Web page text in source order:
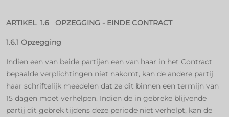
ARTIKEL 1.6 OPZEGGING - EINDE CONTRACT
1.6.1 Opzegging
Indien een van beide partijen een van haar in het Contract
bepaalde verplichtingen niet nakomt, kan de andere partij
haar schriftelijk meedelen dat ze dit binnen een termijn van
15 dagen moet verhelpen. Indien de in gebreke blijvende
partij dit gebrek tijdens deze periode niet verhelpt, kan de